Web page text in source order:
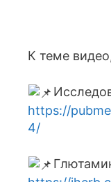
К теме
https://
4/